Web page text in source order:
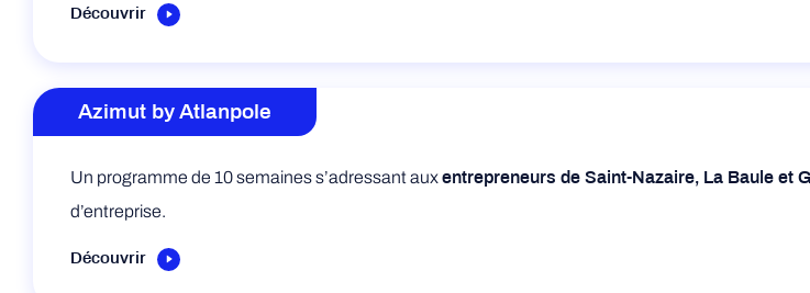
Découvrir
Azimut by Atlanpole
Un programme de 10 semaines s’adressant aux entrepreneurs de Saint-Nazaire, La Baule et
d’entreprise.
Découvrir